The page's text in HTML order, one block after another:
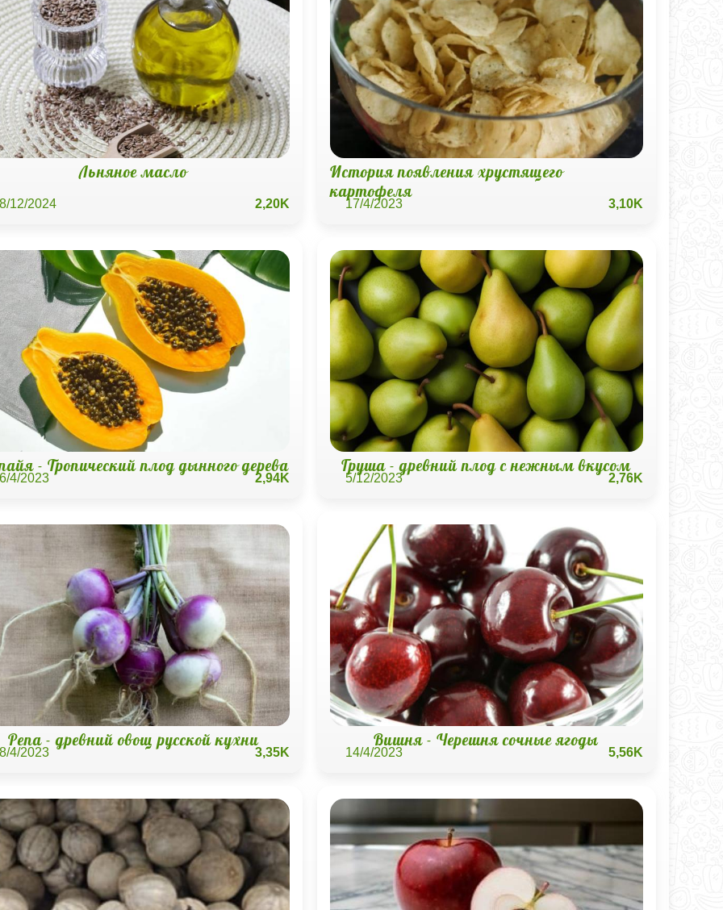
Льняное масло
12/2024 2,20K
История появления хрустящего
картофеля
17/4/2023 3,10K
- Тропический плод дынного дерева
4/2023 2,94K
Груша - древний плод с нежным вкусом
5/12/2023 2,76K
Репа - древний овощ русской кухни
4/2023 3,35K
Вишня - Черешня сочные ягоды
14/4/2023 5,56K